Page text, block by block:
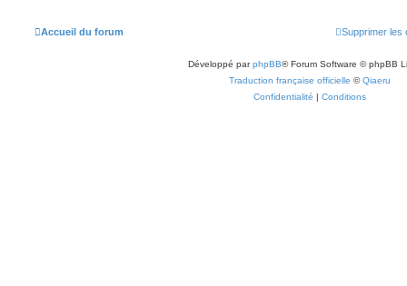
Accueil du forum Supprimer les
Développé parphpBB® Forum Software © phpBB
Traduction française officielle ©Qiaeru
Confidentialité | Conditions